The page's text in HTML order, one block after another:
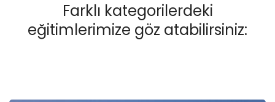
Farklı kategorilerdeki
eğitimlerimize göz atabilirsiniz: